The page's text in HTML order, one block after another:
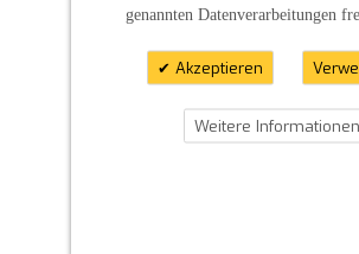
genannten Datenverarbeitungen
Akzeptieren
Weitere Informationen